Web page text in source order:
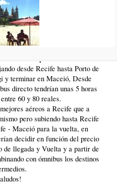
por:BrasilPlayas
Jose,
si van a entrar por Aeropuerto
Maceió, caso fuera Recife,
desde Recife hasta Porto de
y terminar en Maceió, Desde
directo tendrían unas 5 horas
60 y 80 reales.
aéreos a Recife que a
pero subiendo hasta Recife
- Maceió para la vuelta, en
decidir en función del precio
de llegada y Vuelta y a partir de
con ómnibus los destinos